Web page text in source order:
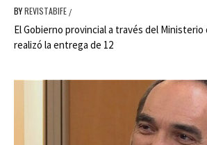
BYREVISTABIFE /
El Gobierno provincial a través del Ministerio
realizó la entrega de 12